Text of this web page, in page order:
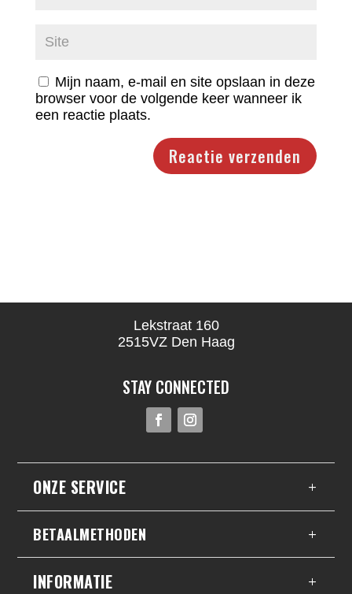
Mijn naam, e-mail en site opslaan in deze
browser voor de volgende keer wanneer ik
een reactie plaats.
Lekstraat 160
2515VZ Den Haag
STAY CONNECTED
ONZE SERVICE
BETAALMETHODEN
INFORMATIE